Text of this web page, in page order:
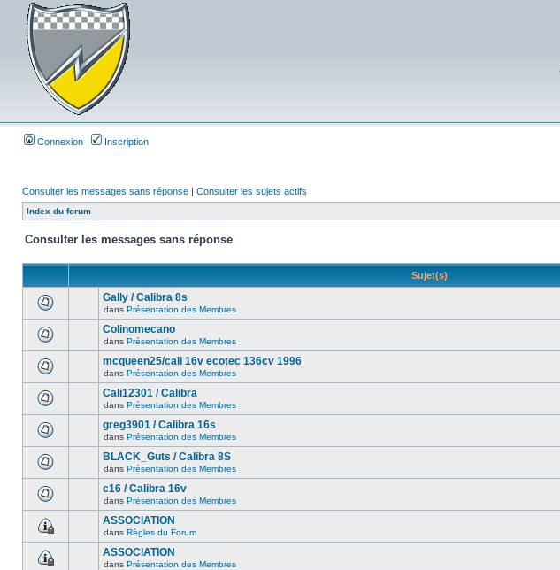
Connexion Inscription
Consulter les messages sans réponse | Consulter les sujets actifs
Index du forum
Consulter les messages sans réponse
Sujet(s)
Gally / Calibra 8s
dans Présentation des Membres
Colinomecano
dans Présentation des Membres
mcqueen25/cali 16v ecotec 136cv 1996
dans Présentation des Membres
Cali12301 / Calibra
dans Présentation des Membres
greg3901 / Calibra 16s
dans Présentation des Membres
BLACK_Guts / Calibra 8S
dans Présentation des Membres
c16 / Calibra 16v
dans Présentation des Membres
ASSOCIATION
dans Règles du Forum
ASSOCIATION
dans Présentation des Membres